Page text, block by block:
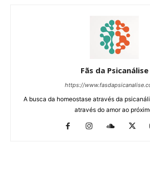
Fãs da Psicanálise
https://
A busca da homeostase através da
através do amor ao